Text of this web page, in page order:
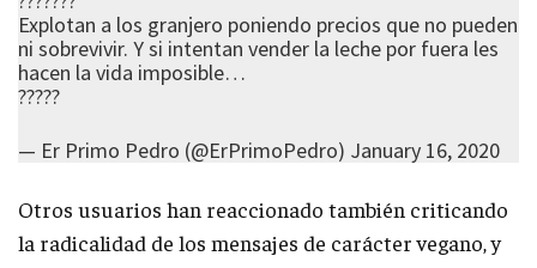
Explotan a los granjero poniendo precios que no pueden
ni sobrevivir. Y si intentan vender la leche por fuera les
hacen la vida imposible…
?????
— Er Primo Pedro (@ErPrimoPedro) January 16, 2020
Otros usuarios han reaccionado también criticando
la radicalidad de los mensajes de carácter vegano, y